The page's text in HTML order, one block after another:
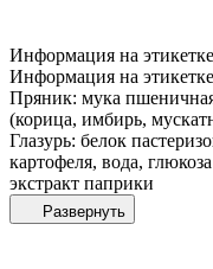
Информация на
Информация на
Пряник: мука
(корица, имбирь,
Глазурь: белок
картофеля, вода,
экстракт паприки
Развернуть